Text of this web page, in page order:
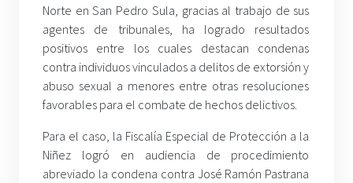
Norte en San Pedro Sula, gracias al trabajo de sus
agentes de tribunales, ha logrado resultados
positivos entre los cuales destacan condenas
contra individuos vinculados a delitos de extorsión y
abuso sexual a menores entre otras resoluciones
favorables para el combate de hechos delictivos.
Para el caso, la Fiscalía Especial de Protección a la
Niñez logró en audiencia de procedimiento
abreviado la condena contra José Ramón Pastrana